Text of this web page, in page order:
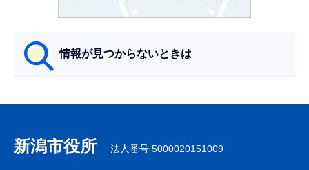
情報が見つからないときは
ナ
ビ
新潟市役所 法人番号 5000020151009